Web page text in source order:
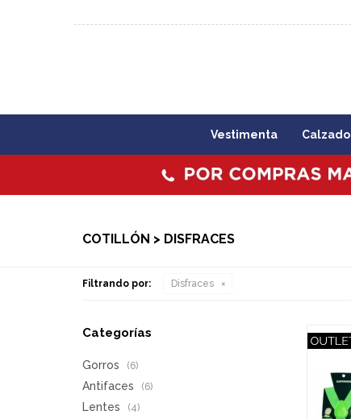
Vestimenta Calzado
COTILLÓN > DISFRACES
Filtrando por: Disfraces
Categorías
Gorros (6)
Antifaces (6)
Lentes (4)